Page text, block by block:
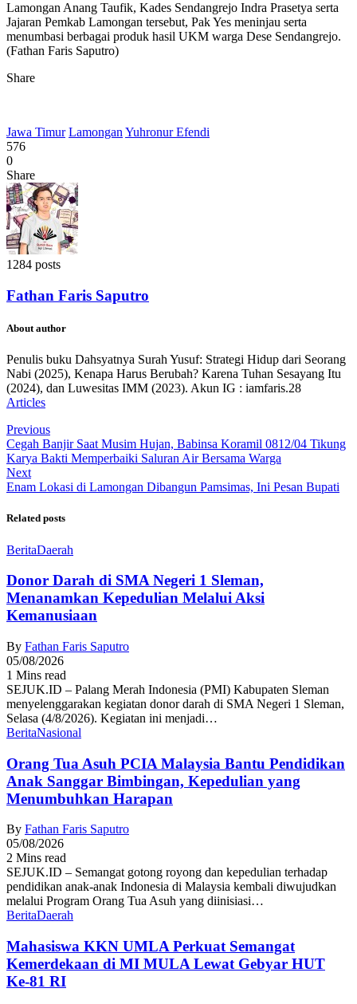
Lamongan Anang Taufik, Kades Sendangrejo Indra Prasetya serta
Jajaran Pemkab Lamongan tersebut, Pak Yes meninjau serta
menumbasi berbagai produk hasil UKM warga Dese Sendangrejo.
(Fathan Faris Saputro)
Share
Jawa Timur Lamongan Yuhronur Efendi
576
0
Share
1284 posts
Fathan Faris Saputro
About author
Penulis buku Dahsyatnya Surah Yusuf: Strategi Hidup dari Seorang
Nabi (2025), Kenapa Harus Berubah? Karena Tuhan Sesayang Itu
(2024), dan Luwesitas IMM (2023). Akun IG : iamfaris.28
Articles
Previous
Cegah Banjir Saat Musim Hujan, Babinsa Koramil 0812/04 Tikung
Karya Bakti Memperbaiki Saluran Air Bersama Warga
Next
Enam Lokasi di Lamongan Dibangun Pamsimas, Ini Pesan Bupati
Related posts
BeritaDaerah
Donor Darah di SMA Negeri 1 Sleman,
Menanamkan Kepedulian Melalui Aksi
Kemanusiaan
By Fathan Faris Saputro
05/08/2026
1 Mins read
SEJUK.ID – Palang Merah Indonesia (PMI) Kabupaten Sleman
menyelenggarakan kegiatan donor darah di SMA Negeri 1 Sleman,
Selasa (4/8/2026). Kegiatan ini menjadi…
BeritaNasional
Orang Tua Asuh PCIA Malaysia Bantu Pendidikan
Anak Sanggar Bimbingan, Kepedulian yang
Menumbuhkan Harapan
By Fathan Faris Saputro
05/08/2026
2 Mins read
SEJUK.ID – Semangat gotong royong dan kepedulian terhadap
pendidikan anak-anak Indonesia di Malaysia kembali diwujudkan
melalui Program Orang Tua Asuh yang diinisiasi…
BeritaDaerah
Mahasiswa KKN UMLA Perkuat Semangat
Kemerdekaan di MI MULA Lewat Gebyar HUT
Ke-81 RI